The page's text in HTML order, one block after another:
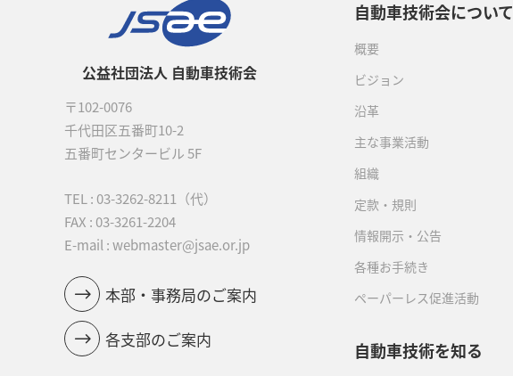
公益社団法人 自動車技術会
〒102-0076
千代田区五番町10-2
五番町センタービル 5F
TEL : 03-3262-8211
（代）
FAX : 03-3261-2204
E-mail : webmaster@jsae.or.jp
本部・事務局のご案内
各支部のご案内
自動車技術会について
概要
ビジョン
沿革
主な事業活動
組織
定款・規則
情報開示・公告
各種お手続き
ペーパーレス促進活動
自動車技術を知る